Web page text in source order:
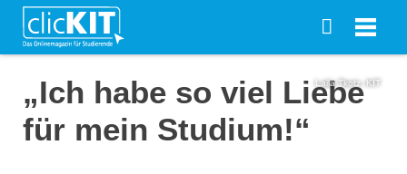
Laila Tkotz, KIT
„Ich habe so viel Liebe
für mein Studium!“